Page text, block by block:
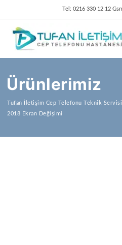
Tel: 0216 330 12 12
Ürünlerimiz
Tufan İletişim Cep Telefonu Teknik Servisi
2018 Ekran Değişimi